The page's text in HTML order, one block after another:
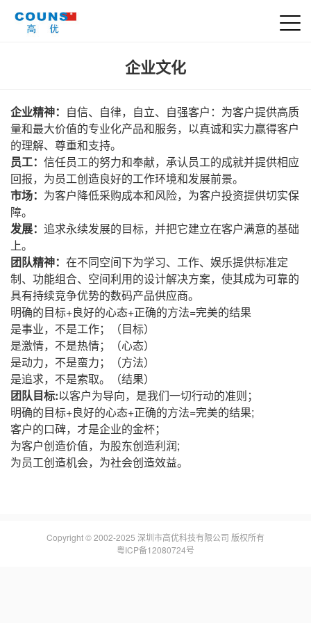
企业文化
企业精神： 自信、自律，自立、自强客户：为客户提供高质
量和最大价值的专业化产品和服务，以真诚和实力赢得客户
的理解、尊重和支持。
员工： 信任员工的努力和奉献，承认员工的成就并提供相应
回报，为员工创造良好的工作环境和发展前景。
市场： 为客户降低采购成本和风险，为客户投资提供切实保
障。
发展： 追求永续发展的目标，并把它建立在客户满意的基础
上。
团队精神： 在不同空间下为学习、工作、娱乐提供标准定
制、功能组合、空间利用的设计解决方案，使其成为可靠的
具有持续竞争优势的数码产品供应商。
明确的目标+良好的心态+正确的方法=完美的结果
是事业，不是工作；（目标）
是激情，不是热情；（心态）
是动力，不是蛮力；（方法）
是追求，不是索取。（结果）
团队目标:以客户为导向，是我们一切行动的准则；
明确的目标+良好的心态+正确的方法=完美的结果;
客户的口碑，才是企业的金杯；
为客户创造价值，为股东创造利润;
为员工创造机会，为社会创造效益。
Copyright © 2002-2025 深圳市高优科技有限公司 版权所有
粤ICP备12080724号